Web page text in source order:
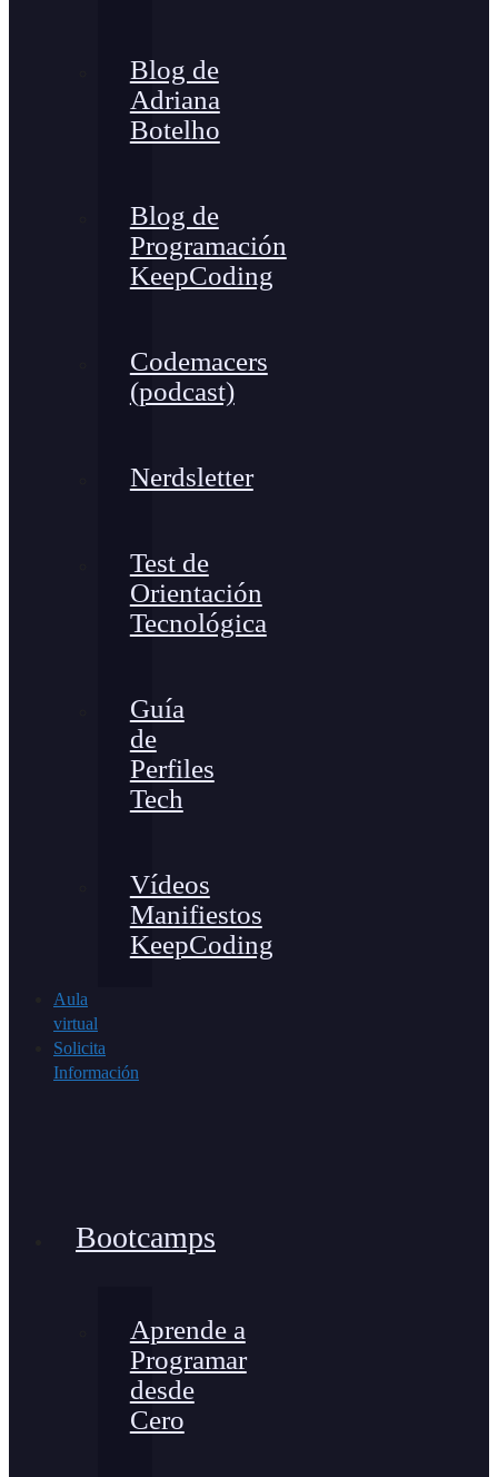
Blog de
Adriana
Botelho
Blog de
Programación
KeepCoding
Codemacers
(podcast)
Nerdsletter
Test de
Orientación
Tecnológica
Guía
de
Perfiles
Tech
Vídeos
Manifiestos
KeepCoding
Aula
virtual
Solicita
Información
Bootcamps
Aprende a
Programar
desde
Cero